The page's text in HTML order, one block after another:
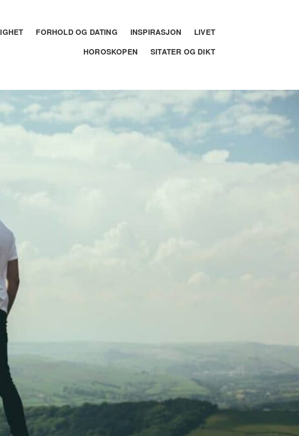
FORHOLD OG DATING INSPIRASJON
LIVET
HOROSKOPEN
SITATER OG DIKT